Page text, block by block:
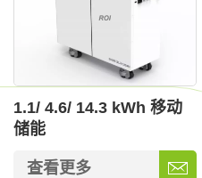
1.1/ 4.6/ 14.3 kWh 移动
储能
查看更多